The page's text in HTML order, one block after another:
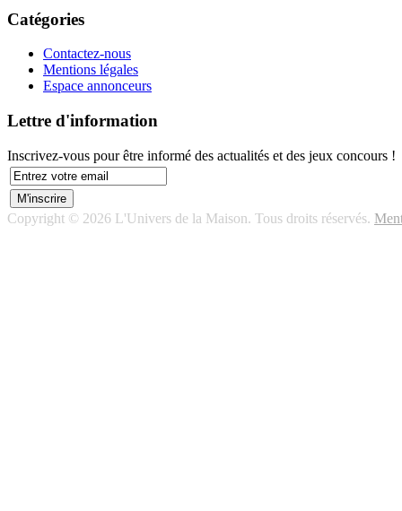
Catégories
Contactez-nous
Mentions légales
Espace annonceurs
Lettre d'information
Inscrivez-vous pour être informé des actualités et des jeux concours !
Copyright © 2026 L'Univers de la Maison. Tous droits réservés.